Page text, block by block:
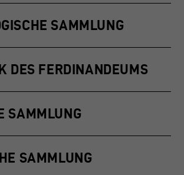
KONTAKT
IMPRESSUM
SAMMLUNG
DES FERDINANDEUMS
SAMMLUNG
SAMMLUNG